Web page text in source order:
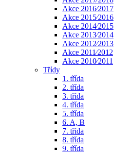
Akce 2016⁄2017
Akce 2015⁄2016
Akce 2014⁄2015
Akce 2013⁄2014
Akce 2012⁄2013
Akce 2011⁄2012
Akce 2010⁄2011
Třídy
1. třída
2. třída
3. třída
4. třída
5. třída
6. A, B
7. třída
8. třída
9. třída